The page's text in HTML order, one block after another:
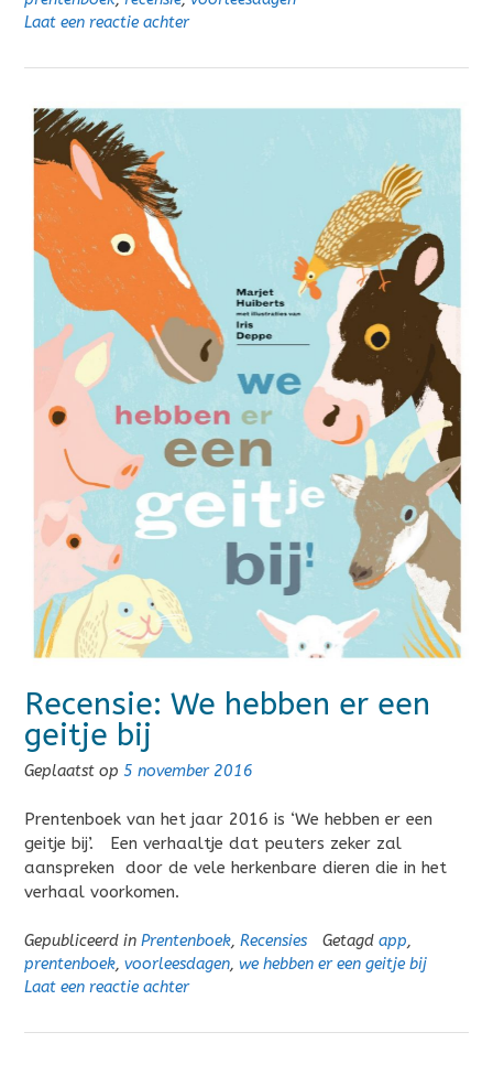
Laat een reactie achter
Recensie: We hebben er een
geitje bij
Geplaatst op 5 november 2016
Prentenboek van het jaar 2016 is ‘We hebben er een
geitje bij’. Een verhaaltje dat peuters zeker zal
aanspreken door de vele herkenbare dieren die in het
verhaal voorkomen.
Gepubliceerd in Prentenboek, Recensies Getagd app,
prentenboek, voorleesdagen, we hebben er een geitje bij
Laat een reactie achter